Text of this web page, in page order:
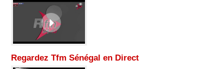
Regardez Tfm Sénégal en Direct